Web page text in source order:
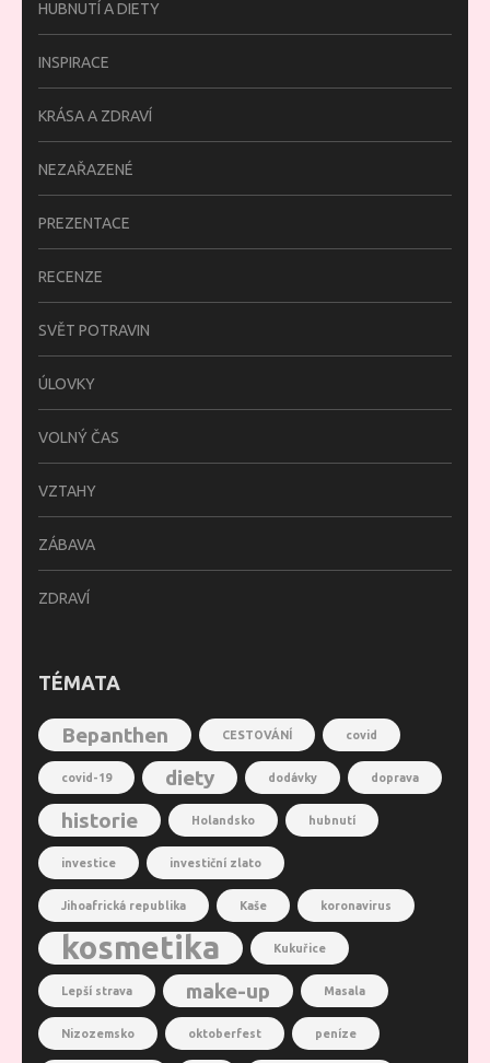
HUBNUTÍ A DIETY
INSPIRACE
KRÁSA A ZDRAVÍ
NEZAŘAZENÉ
PREZENTACE
RECENZE
SVĚT POTRAVIN
ÚLOVKY
VOLNÝ ČAS
VZTAHY
ZÁBAVA
ZDRAVÍ
TÉMATA
Bepanthen CESTOVÁNÍ covid
covid-19 diety dodávky doprava
historie Holandsko hubnutí
investice investiční zlato
Jihoafrická republika Kaše koronavirus
kosmetika Kukuřice
Lepší strava make-up Masala
Nizozemsko oktoberfest peníze